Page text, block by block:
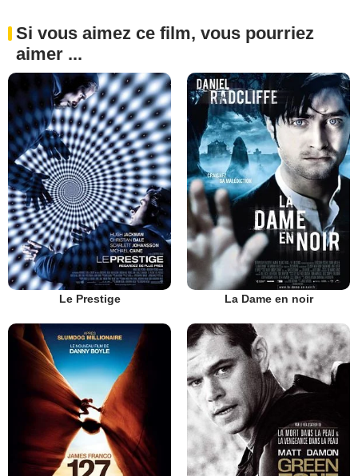
Si vous aimez ce film, vous pourriez
aimer ...
Le Prestige La Dame en noir